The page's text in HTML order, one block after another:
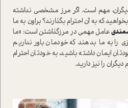
مهم است. اگر مرز مشخصی نداشته
که به آن احترام بگذارند؟ براون به ما
عامل مهمی در مرز‌گذاشتن است: «ما
را به ما بدهند که خودمان باور نداریم
ایمان داشته باشید، به خودتان احترام
را نیز دارید.